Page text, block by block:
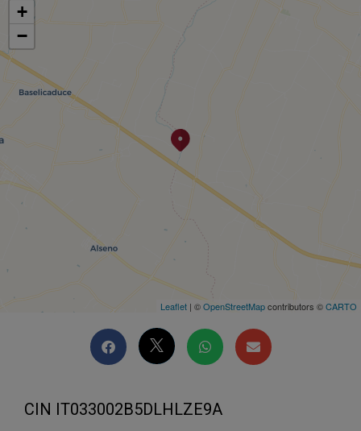
+
−
Leaflet | ©OpenStreetMapcontributors ©CARTO
CIN IT033002B5DLHLZE9A